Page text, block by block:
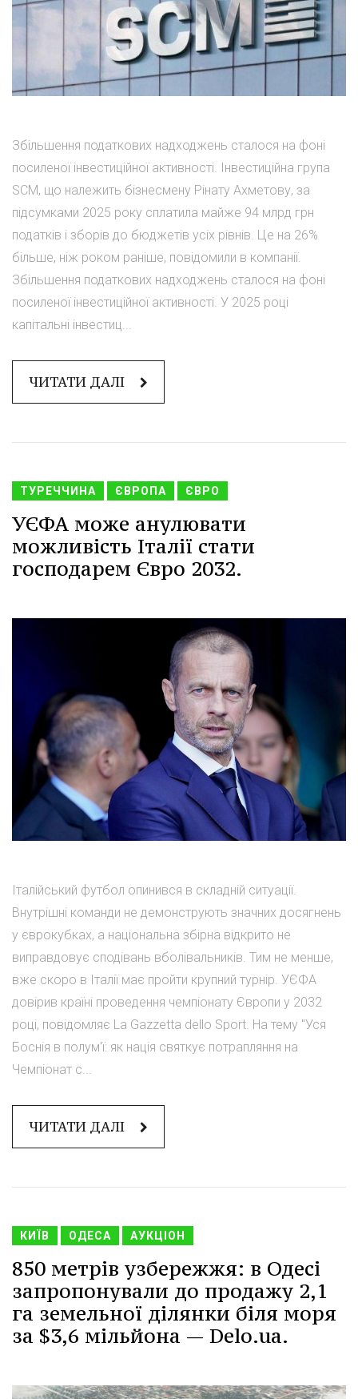
Збільшення податкових надходжень сталося на фоні
посиленої інвестиційної активності. Інвестиційна група
SCM, що належить бізнесмену Рінату Ахметову, за
підсумками 2025 року сплатила майже 94 млрд грн
податків і зборів до бюджетів усіх рівнів. Це на 26%
більше, ніж роком раніше, повідомили в компанії.
Збільшення податкових надходжень сталося на фоні
посиленої інвестиційної активності. У 2025 році
капітальні інвестиц...
ЧИТАТИ ДАЛІ
ТУРЕЧЧИНА ЄВРОПА ЄВРО
УЄФА може анулювати
можливість Італії стати
господарем Євро 2032.
Італійський футбол опинився в складній ситуації.
Внутрішні команди не демонструють значних досягнень
у єврокубках, а національна збірна відкрито не
виправдовує сподівань вболівальників. Тим не менше,
вже скоро в Італії має пройти крупний турнір. УЄФА
довірив країні проведення чемпіонату Європи у 2032
році, повідомляє La Gazzetta dello Sport. На тему "Уся
Боснія в полум'ї: як нація святкує потрапляння на
Чемпіонат с...
ЧИТАТИ ДАЛІ
КИЇВ ОДЕСА АУКЦІОН
850 метрів узбережжя: в Одесі
запропонували до продажу 2,1
га земельної ділянки біля моря
за $3,6 мільйона — Delo.ua.